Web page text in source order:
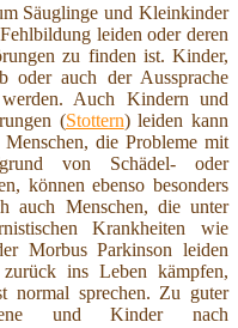
Säuglinge und Kleinkinder
leiden oder deren
zu finden ist. Kinder,
oder auch der Aussprache
Auch Kindern und
(Stottern) leiden kann
die Probleme mit
von Schädel- oder
können ebenso besonders
auch Menschen, die unter
Krankheiten wie
Morbus Parkinson leiden
ins Leben kämpfen,
normal sprechen. Zu guter
und Kinder nach